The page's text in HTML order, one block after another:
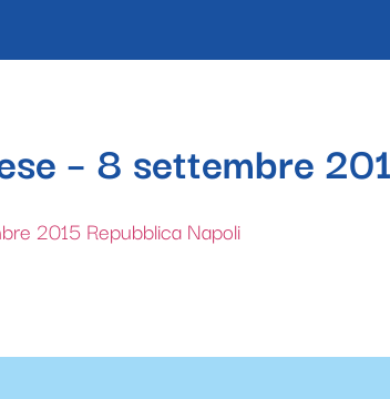
– 8 settembre
2015 Repubblica Napoli